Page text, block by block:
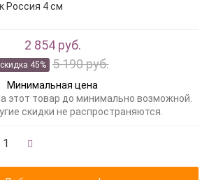
Россия 4 см
2 854 руб.
скидка 45% 5 190 руб.
Минимальная цена
этот товар до минимально возможной.
скидки не распространяются.